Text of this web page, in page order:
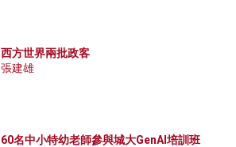
西方世界兩批政客
張建雄
60名中小特幼老師參與城大GenAI培訓班